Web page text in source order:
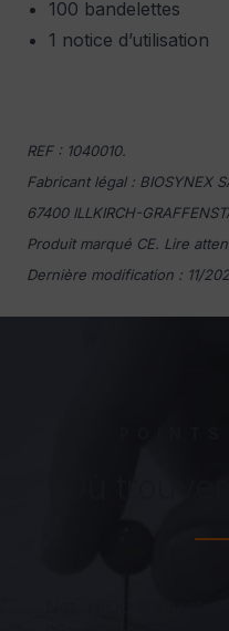
100 bandelettes
1 notice d’utilisation
REF : 1040010.
Fabricant légal : BIOSYNEX
67400 ILLKIRCH-
Produit marqué CE. Lire
Dernière modification : 11/